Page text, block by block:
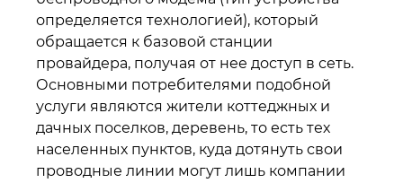
определяется технологией), который
обращается к базовой станции
провайдера, получая от нее доступ в сеть.
Основными потребителями подобной
услуги являются жители коттеджных и
дачных поселков, деревень, то есть тех
населенных пунктов, куда дотянуть свои
проводные линии могут лишь компании